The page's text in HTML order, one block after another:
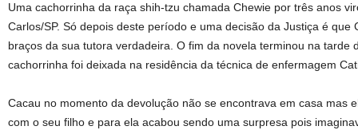
Uma cachorrinha da raça shih-tzu chamada Chewie por três anos
Carlos/SP. Só depois deste período e uma decisão da Justiça é
braços da sua tutora verdadeira. O fim da novela terminou na tarde
cachorrinha foi deixada na residência da técnica de enfermagem
Cacau no momento da devolução não se encontrava em casa mas
com o seu filho e para ela acabou sendo uma surpresa pois